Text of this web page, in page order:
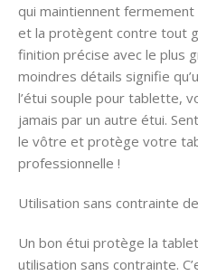
qui maintiennent fermement
et la protègent contre tout
finition précise avec le plus
moindres détails signifie
l’étui souple pour tablette,
jamais par un autre étui.
le vôtre et protège votre
professionnelle !
Utilisation sans contrainte
Un bon étui protège la
utilisation sans contrainte.